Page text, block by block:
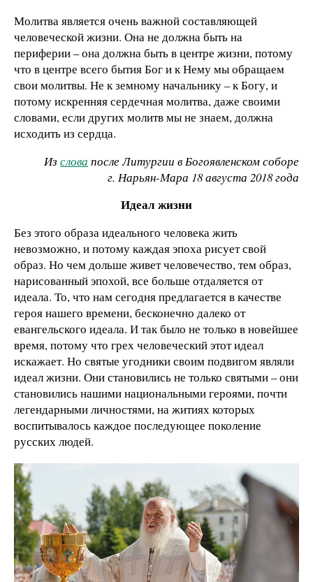
Молитва является очень важной составляющей
человеческой жизни. Она не должна быть на
периферии – она должна быть в центре жизни, потому
что в центре всего бытия Бог и к Нему мы обращаем
свои молитвы. Не к земному начальнику – к Богу, и
потому искренняя сердечная молитва, даже своими
словами, если других молитв мы не знаем, должна
исходить из сердца.
Изслова после Литургии в Богоявленском соборе
г. Нарьян-Мара 18 августа 2018 года
Идеал жизни
Без этого образа идеального человека жить
невозможно, и потому каждая эпоха рисует свой
образ. Но чем дольше живет человечество, тем образ,
нарисованный эпохой, все больше отдаляется от
идеала. То, что нам сегодня предлагается в качестве
героя нашего времени, бесконечно далеко от
евангельского идеала. И так было не только в новейшее
время, потому что грех человеческий этот идеал
искажает. Но святые угодники своим подвигом являли
идеал жизни. Они становились не только святыми – они
становились нашими национальными героями, почти
легендарными личностями, на житиях которых
воспитывалось каждое последующее поколение
русских людей.